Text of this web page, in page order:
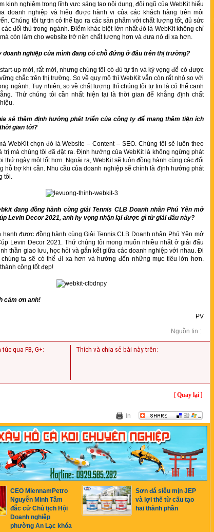
kinh nghiệm trong lĩnh vực sáng tạo nội dung, đội ngũ của WebKit hiểu
doanh nghiệp và hiểu được hành vi của các khách hàng trên môi
Chúng tôi tự tin có thể tạo ra các sản phẩm với chất lượng tốt, đủ sức
đối thủ trong ngành. Điểm khác biệt lớn nhất đó là WebKit không chỉ
còn làm cho website trở nên chất lượng hơn và đưa nó đi xa hơn.
doanh nghiệp của mình đang có chỗ đứng ở đâu trên thị trường?
up mới, rất mới, nhưng chúng tôi có đủ tự tin và kỳ vọng để có được
chắc trên thị trường. So về quy mô thì WebKit vẫn còn rất nhỏ so với
ngành. Tuy nhiên, so về chất lượng thì chúng tôi tự tin là có thể cạnh
Thứ chúng tôi cần nhất hiện tại là thời gian để khẳng định chất
sẻ thêm định hướng phát triển của công ty để mang thêm tiện ích
gian tới?
WebKit chọn đó là Website – Content – SEO. Chúng tôi sẽ luôn theo
trị mà chúng tôi đã đặt ra. Định hướng của WebKit là không ngừng phát
thứ ngày một tốt hơn. Ngoài ra, WebKit sẽ luôn đồng hành cùng các đối
hỗ trợ khi cần. Nhu cầu của doanh nghiệp sẽ chính là định hướng phát
tôi.
đang đồng hành cùng giải Tennis CLB Doanh nhân Phú Yên mở
Levin Decor 2021, anh hy vọng nhận lại được gì từ giải đấu này?
hạnh được đồng hành cùng Giải Tennis CLB Doanh nhân Phú Yên mở
Levin Decor 2021. Thứ chúng tôi mong muốn nhiều nhất ở giải đấu
thần giao lưu, học hỏi và gắn kết giữa các doanh nghiệp với nhau. Đi
chúng ta sẽ có thể đi xa hơn và hướng đến những mục tiêu lớn hơn.
công tốt đẹp!
cảm ơn anh!
PV
Nguồn tin :
qua FB, G+: Thích và chia sẻ bài này trên:
[Quay lại ]
In
CEO MiennamPetro
Nguyễn Minh Tâm
đắc cử Chủ tịch Hội
Doanh nghiệp
phường An Lạc khóa
Sơn đá siêu mịn JEP
và lợi thế từ cấu tạo
hai thành phần